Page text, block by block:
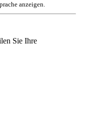
anzeigen.
Sie Ihre